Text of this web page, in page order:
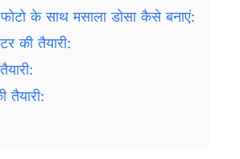
के साथ मसाला डोसा कैसे बनाएं:
की तैयारी:
तैयारी: